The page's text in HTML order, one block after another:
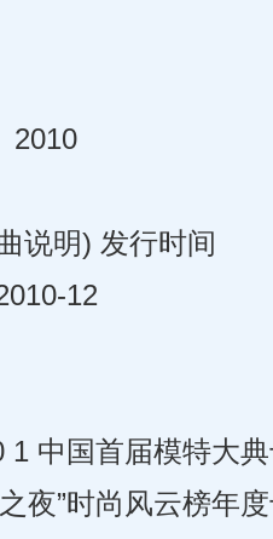
明) 发行时间
12
中国首届模特大典
”时尚风云榜年度